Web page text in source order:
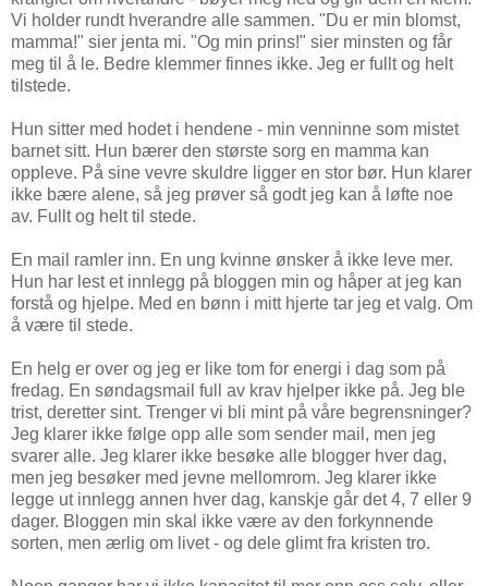
Vi holder rundt hverandre alle sammen. "Du er min blomst,
mamma!" sier jenta mi. "Og min prins!" sier minsten og får
meg til å le. Bedre klemmer finnes ikke. Jeg er fullt og helt
tilstede.
Hun sitter med hodet i hendene - min venninne som mistet
barnet sitt. Hun bærer den største sorg en mamma kan
oppleve. På sine vevre skuldre ligger en stor bør. Hun klarer
ikke bære alene, så jeg prøver så godt jeg kan å løfte noe
av. Fullt og helt til stede.
En mail ramler inn. En ung kvinne ønsker å ikke leve mer.
Hun har lest et innlegg på bloggen min og håper at jeg kan
forstå og hjelpe. Med en bønn i mitt hjerte tar jeg et valg. Om
å være til stede.
En helg er over og jeg er like tom for energi i dag som på
fredag. En søndagsmail full av krav hjelper ikke på. Jeg ble
trist, deretter sint. Trenger vi bli mint på våre begrensninger?
Jeg klarer ikke følge opp alle som sender mail, men jeg
svarer alle. Jeg klarer ikke besøke alle blogger hver dag,
men jeg besøker med jevne mellomrom. Jeg klarer ikke
legge ut innlegg annen hver dag, kanskje går det 4, 7 eller 9
dager. Bloggen min skal ikke være av den forkynnende
sorten, men ærlig om livet - og dele glimt fra kristen tro.